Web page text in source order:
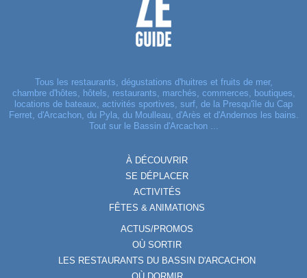
Tous les restaurants, dégustations d'huitres et fruits de mer,
chambre d'hôtes, hôtels, restaurants, marchés, commerces, boutiques,
locations de bateaux, activités sportives, surf, de la Presqu'île du Cap
Ferret, d'Arcachon, du Pyla, du Moulleau, d'Arès et d'Andernos les bains.
Tout sur le Bassin d'Arcachon ...
À DÉCOUVRIR
SE DÉPLACER
ACTIVITÉS
FÊTES & ANIMATIONS
ACTUS/PROMOS
OÙ SORTIR
LES RESTAURANTS DU BASSIN D'ARCACHON